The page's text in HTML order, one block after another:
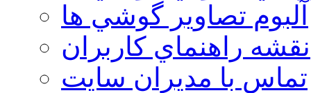
آلبوم تصاوير گوشي ها
نقشه راهنماي كاربران
تماس با مديران سايت